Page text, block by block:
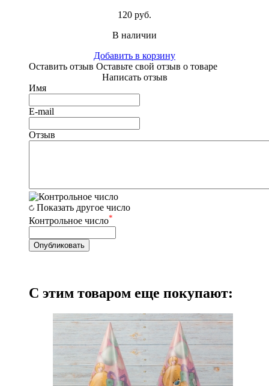
120 руб.
В наличии
Добавить в корзину
Оставить отзыв Оставьте свой отзыв о товаре
Написать отзыв
Имя
E-mail
Отзыв
Показать другое число
Контрольное число*
С этим товаром еще покупают: